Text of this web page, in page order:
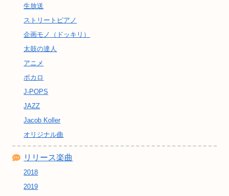
生放送
ストリートピアノ
企画モノ（ドッキリ）
太鼓の達人
アニメ
ボカロ
J-POPS
JAZZ
Jacob Koller
オリジナル曲
リリース楽曲
2018
2019